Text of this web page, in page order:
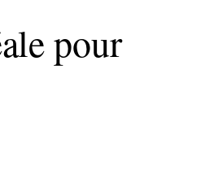
pour